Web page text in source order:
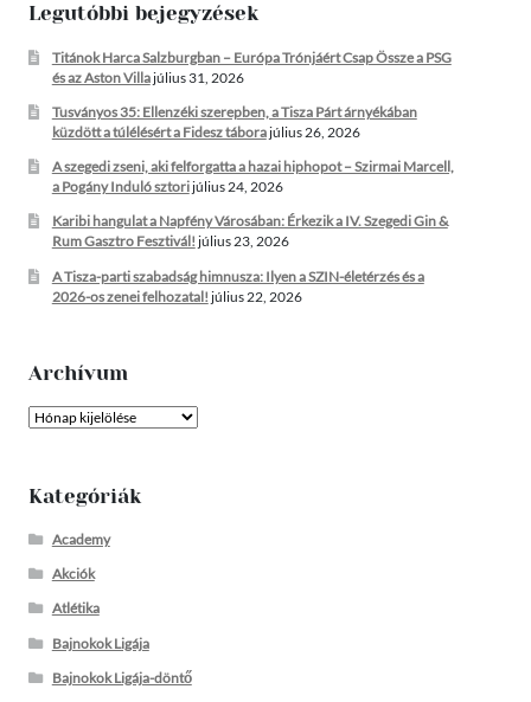
Legutóbbi bejegyzések
Titánok Harca Salzburgban – Európa Trónjáért Csap Össze a PSG
és az Aston Villajúlius 31, 2026
Tusványos 35: Ellenzéki szerepben, a Tisza Párt árnyékában
küzdött a túlélésért a Fidesz táborajúlius 26, 2026
A szegedi zseni, aki felforgatta a hazai hiphopot – Szirmai Marcell,
a Pogány Induló sztorijúlius 24, 2026
Karibi hangulat a Napfény Városában: Érkezik a IV. Szegedi Gin &
Rum Gasztro Fesztivál! július 23, 2026
A Tisza-parti szabadság himnusza: Ilyen a SZIN-életérzés és a
2026-os zenei felhozatal! július 22, 2026
Archívum
Archívum
Kategóriák
Academy
Akciók
Atlétika
Bajnokok Ligája
Bajnokok Ligája-döntő